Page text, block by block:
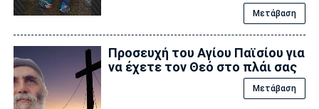
Μετάβαση
Προσευχή του Αγίου Παϊσίου για
να έχετε τον Θεό στο πλάι σας
Μετάβαση